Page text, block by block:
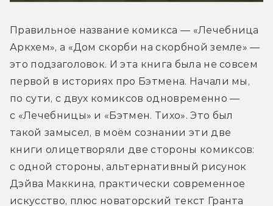
Правильное название комикса — «Лечебница
Аркхем», а «Дом скорби на скорбной земле» —
это подзаголовок. И эта книга была не совсем
первой в историях про Бэтмена. Начали мы,
по сути, с двух комиксов одновременно —
с «Лечебницы» и «Бэтмен. Тихо». Это был
такой замысел, в моём сознании эти две
книги олицетворяли две стороны комиксов:
с одной стороны, альтернативный рисунок
Дэйва Маккина, практически современное
искусство, плюс новаторский текст Гранта